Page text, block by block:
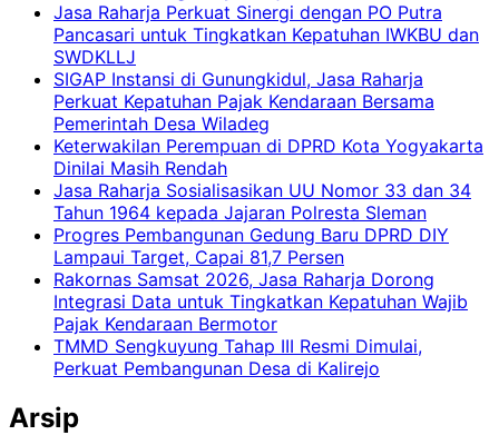
Jasa Raharja Perkuat Sinergi dengan PO Putra
Pancasari untuk Tingkatkan Kepatuhan IWKBU dan
SWDKLLJ
SIGAP Instansi di Gunungkidul, Jasa Raharja
Perkuat Kepatuhan Pajak Kendaraan Bersama
Pemerintah Desa Wiladeg
Keterwakilan Perempuan di DPRD Kota Yogyakarta
Dinilai Masih Rendah
Jasa Raharja Sosialisasikan UU Nomor 33 dan 34
Tahun 1964 kepada Jajaran Polresta Sleman
Progres Pembangunan Gedung Baru DPRD DIY
Lampaui Target, Capai 81,7 Persen
Rakornas Samsat 2026, Jasa Raharja Dorong
Integrasi Data untuk Tingkatkan Kepatuhan Wajib
Pajak Kendaraan Bermotor
TMMD Sengkuyung Tahap III Resmi Dimulai,
Perkuat Pembangunan Desa di Kalirejo
Arsip